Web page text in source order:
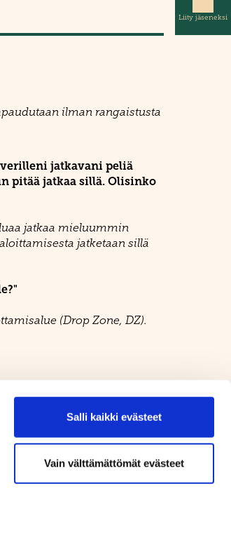
Salli kaikki evästeet
Vain välttämättömät evästeet
Liity jäseneksi
ilman rangaistusta
jatkavani peliä
pitää jatkaa sillä. Olisinko
jatkaa mieluummin
jatketaan sillä
(Drop Zone, DZ).